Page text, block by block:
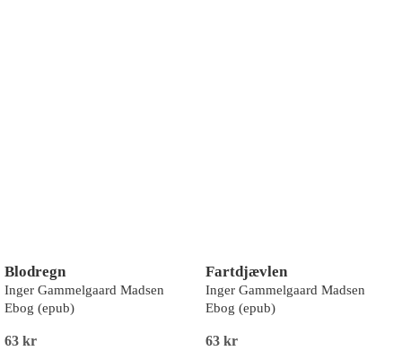
Blodregn
Inger Gammelgaard Madsen
Ebog (epub)
63 kr
Fartdjævlen
Inger Gammelgaard Madsen
Ebog (epub)
63 kr